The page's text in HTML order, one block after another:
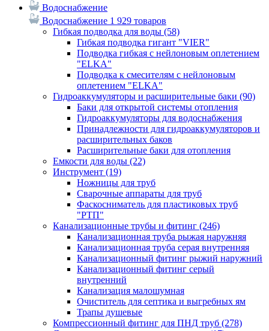
Водоснабжение
Водоснабжение 1 929 товаров
Гибкая подводка для воды (58)
Гибкая подводка гигант "VIER"
Подводка гибкая с нейлоновым оплетением
"ELKA"
Подводка к смесителям с нейлоновым
оплетением "ELKA"
Гидроаккумуляторы и расширительные баки (90)
Баки для открытой системы отопления
Гидроаккумуляторы для водоснабжения
Принадлежности для гидроаккумуляторов и
расширительных баков
Расширительные баки для отопления
Емкости для воды (22)
Инструмент (19)
Ножницы для труб
Сварочные аппараты для труб
Фаскосниматель для пластиковых труб
"РТП"
Канализационные трубы и фитинг (246)
Канализационная труба рыжая наружняя
Канализационная труба серая внутренняя
Канализационный фитинг рыжий наружний
Канализационный фитинг серый
внутренний
Канализация малошумная
Очиститель для септика и выгребных ям
Трапы душевые
Компрессионный фитинг для ПНД труб (278)